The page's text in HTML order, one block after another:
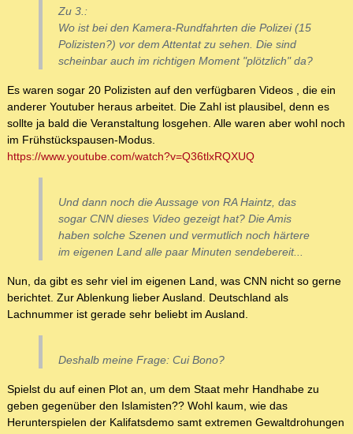
Zu 3.:
Wo ist bei den Kamera-Rundfahrten die Polizei (15
Polizisten?) vor dem Attentat zu sehen. Die sind
scheinbar auch im richtigen Moment "plötzlich" da?
Es waren sogar 20 Polizisten auf den verfügbaren Videos , die ein
anderer Youtuber heraus arbeitet. Die Zahl ist plausibel, denn es
sollte ja bald die Veranstaltung losgehen. Alle waren aber wohl noch
im Frühstückspausen-Modus.
https://www.youtube.com/watch?v=Q36tlxRQXUQ
Und dann noch die Aussage von RA Haintz, das
sogar CNN dieses Video gezeigt hat? Die Amis
haben solche Szenen und vermutlich noch härtere
im eigenen Land alle paar Minuten sendebereit...
Nun, da gibt es sehr viel im eigenen Land, was CNN nicht so gerne
berichtet. Zur Ablenkung lieber Ausland. Deutschland als
Lachnummer ist gerade sehr beliebt im Ausland.
Deshalb meine Frage: Cui Bono?
Spielst du auf einen Plot an, um dem Staat mehr Handhabe zu
geben gegenüber den Islamisten?? Wohl kaum, wie das
Herunterspielen der Kalifatsdemo samt extremen Gewaltdrohungen